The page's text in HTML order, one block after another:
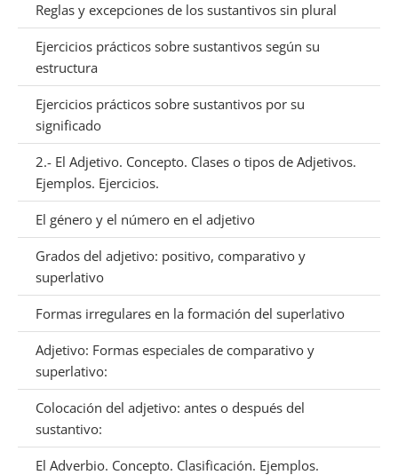
Reglas y excepciones de los sustantivos sin plural
Ejercicios prácticos sobre sustantivos según su
estructura
Ejercicios prácticos sobre sustantivos por su
significado
2.- El Adjetivo. Concepto. Clases o tipos de Adjetivos.
Ejemplos. Ejercicios.
El género y el número en el adjetivo
Grados del adjetivo: positivo, comparativo y
superlativo
Formas irregulares en la formación del superlativo
Adjetivo: Formas especiales de comparativo y
superlativo:
Colocación del adjetivo: antes o después del
sustantivo:
El Adverbio. Concepto. Clasificación. Ejemplos.